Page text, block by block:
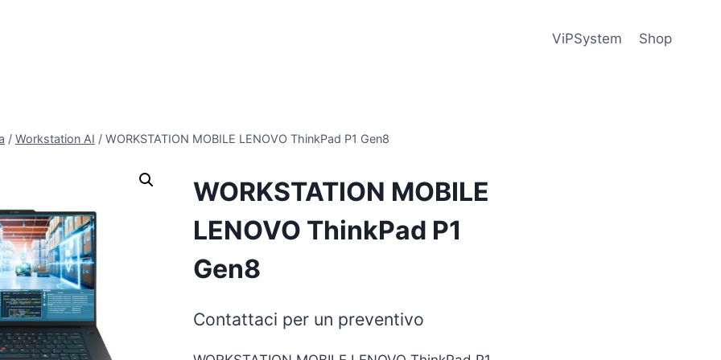
ViPSystem Shop
/ Workstation AI / WORKSTATION MOBILE LENOVO ThinkPad P1 Gen8
WORKSTATION MOBILE
LENOVO ThinkPad P1
Gen8
Contattaci per un preventivo